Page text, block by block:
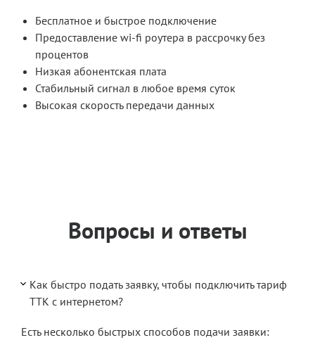
Бесплатное и быстрое подключение
Предоставление wi-fi роутера в рассрочку без
процентов
Низкая абонентская плата
Стабильный сигнал в любое время суток
Высокая скорость передачи данных
Вопросы и ответы
Как быстро подать заявку, чтобы подключить тариф
ТТК с интернетом?
Есть несколько быстрых способов подачи заявки: